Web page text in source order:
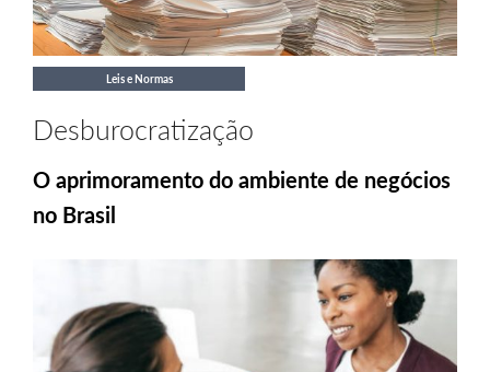
Leis e Normas
Desburocratização
O aprimoramento do ambiente de negócios
no Brasil